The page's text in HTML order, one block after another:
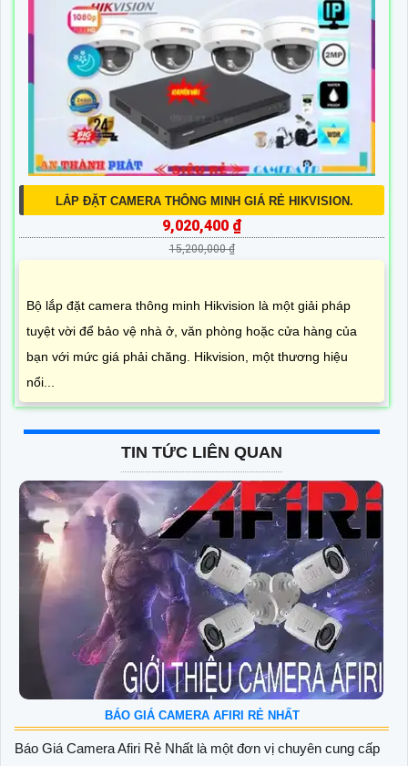
LẮP ĐẶT CAMERA THÔNG MINH GIÁ RẺ HIKVISION.
9,020,400 ₫
15,200,000 ₫
Bộ lắp đặt camera thông minh Hikvision là một giải pháp
tuyệt vời để bảo vệ nhà ở, văn phòng hoặc cửa hàng của
bạn với mức giá phải chăng. Hikvision, một thương hiệu
nổi...
TIN TỨC LIÊN QUAN
BÁO GIÁ CAMERA AFIRI RẺ NHẤT
Báo Giá Camera Afiri Rẻ Nhất là một đơn vị chuyên cung cấp